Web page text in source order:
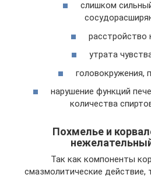
слишком
расстройство
утрата
головокружения,
нарушение функций
количества
Похмелье и
Так как компоненты
смазмолитические действие,